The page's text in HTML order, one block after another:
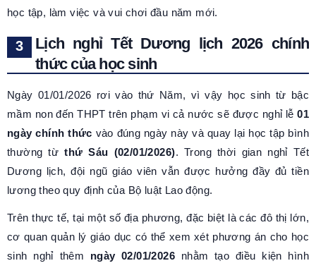
học tập, làm việc và vui chơi đầu năm mới.
Lịch nghỉ Tết Dương lịch 2026 chính
thức của học sinh
Ngày 01/01/2026 rơi vào thứ Năm, vì vậy học sinh từ bậc
mầm non đến THPT trên phạm vi cả nước sẽ được nghỉ lễ01
ngày chính thức vào đúng ngày này và quay lại học tập bình
thường từ thứ Sáu (02/01/2026). Trong thời gian nghỉ Tết
Dương lịch, đội ngũ giáo viên vẫn được hưởng đầy đủ tiền
lương theo quy định của Bộ luật Lao động.
Trên thực tế, tại một số địa phương, đặc biệt là các đô thị lớn,
cơ quan quản lý giáo dục có thể xem xét phương án cho học
sinh nghỉ thêm ngày 02/01/2026 nhằm tạo điều kiện hình